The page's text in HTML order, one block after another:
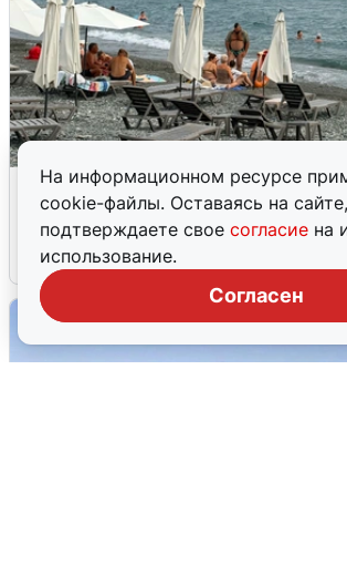
На информационном ресурсе
cookie-файлы. Оставаясь на
подтверждаете свое согласие на
использование.
Согласен
Жители и туристы Сочи
об атаке БПЛА 5 августа
5 августа 0